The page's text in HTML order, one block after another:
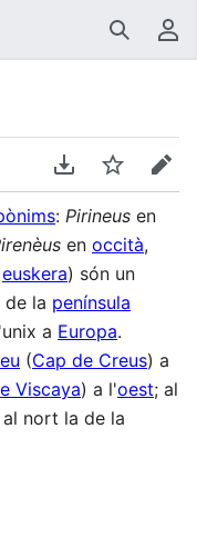
Buscar
Descarregar en
Vigilar
: Pirineus en
en occità,
euskera) són un
la península
a Europa.
(Cap de Creus) a
Viscaya) a l'oest; al
al nort la de la